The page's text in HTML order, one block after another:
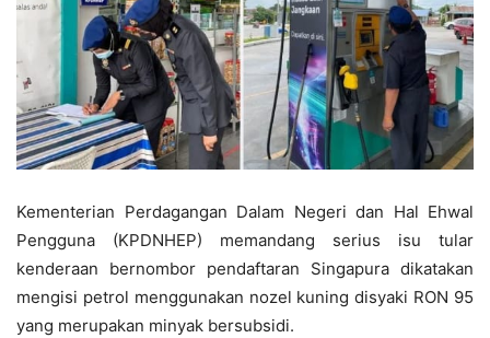
Kementerian Perdagangan Dalam Negeri dan Hal Ehwal
Pengguna (KPDNHEP) memandang serius isu tular
kenderaan bernombor pendaftaran Singapura dikatakan
mengisi petrol menggunakan nozel kuning disyaki RON 95
yang merupakan minyak bersubsidi.